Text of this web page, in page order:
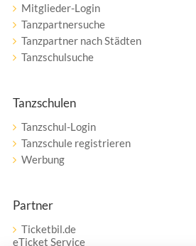
Mitglieder-Login
Tanzpartnersuche
Tanzpartner nach Städten
Tanzschulsuche
Tanzschulen
Tanzschul-Login
Tanzschule registrieren
Werbung
Partner
Ticketbil.de
eTicket Service